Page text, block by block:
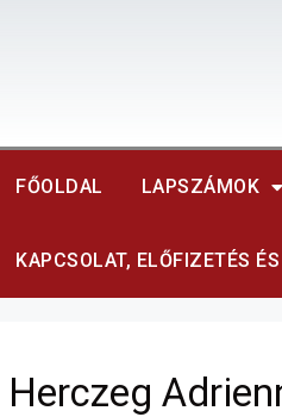
FŐOLDAL LAPSZÁMOK
KAPCSOLAT, ELŐFIZETÉS
Herczeg